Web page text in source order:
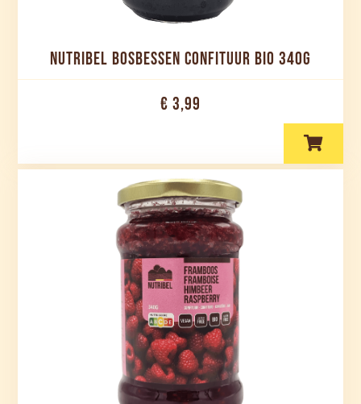
NUTRIBEL BOSBESSEN CONFITUUR BIO 340G
€ 3,99